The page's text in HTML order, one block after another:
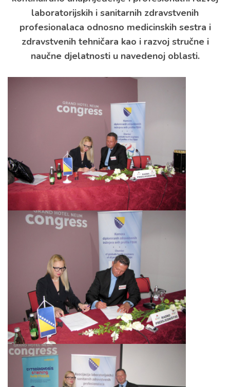
laboratorijskih i sanitarnih zdravstvenih
profesionalaca odnosno medicinskih sestra i
zdravstvenih tehničara kao i razvoj stručne i
naučne djelatnosti u navedenoj oblasti.